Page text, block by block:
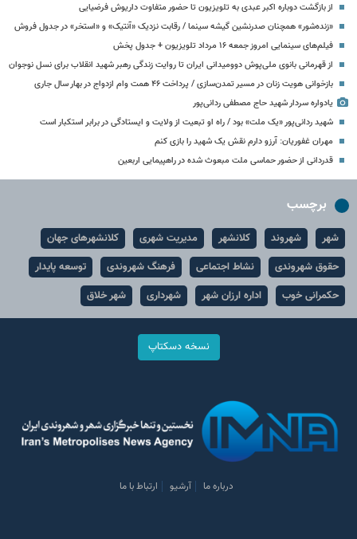
از بازگشت دوباره اکبر عبدی به تلویزیون تا حضور متفاوت داریوش فرضیایی
«زنده‌شور» همچنان صدرنشین گیشه سینما / رقابت نزدیک «آنتیک» و «استخر» در جدول فروش
فیلم‌های سینمایی امروز جمعه ۱۶ مرداد تلویزیون + جدول پخش
از قهرمانی بانوی ملی‌پوش دوومیدانی ایران تا روایت زندگی رهبر شهید انقلاب برای نسل نوجوان
بازخوانی هویت زنان در مسیر تمدن‌سازی / پرداخت ۴۶ همت وام ازدواج در بهار سال جاری
یادواره سردار شهید حاج مصطفی ردانی‌پور
شهید ردانی‌پور «یک ملت» بود / راه او تبعیت از ولایت و ایستادگی در برابر استکبار است
مهران غفوریان: آرزو دارم نقش یک شهید را بازی کنم
قدردانی از حضور حماسی ملت مبعوث شده در راهپیمایی اربعین
برچسب
شهر شهروند کلانشهر مدیریت شهری
کلانشهرهای جهان
حقوق شهروندی
نشاط اجتماعی فرهنگ شهروندی
توسعه پایدار
حکمرانی خوب
اداره ارزان شهر شهرداری شهر خلاق
نسخه دسکتاپ
درباره ما آرشیو ارتباط با ما